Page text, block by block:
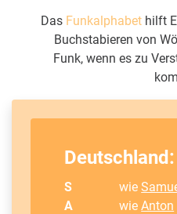
Das Funkalphabet hilft
Buchstabieren von
Funk, wenn es zu
Deutschland:
S wie
A
wieAnton